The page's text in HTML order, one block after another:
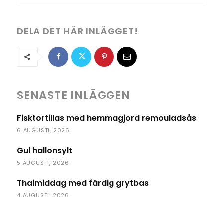
DELA DET HÄR INLÄGGET!
SENASTE INLÄGGEN
Fisktortillas med hemmagjord remouladsås
6 AUGUSTI, 2026
Gul hallonsylt
5 AUGUSTI, 2026
Thaimiddag med färdig grytbas
4 AUGUSTI, 2026